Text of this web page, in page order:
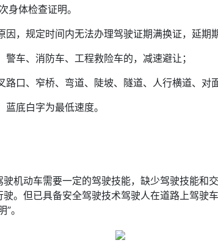
身体检查证明。
，规定时间内无法办理驾驶证期满换证，延期
车、消防车、工程救险车的，减速避让；
路口、窄桥、弯道、陡坡、隧道、人行横道、对
底白字为最低速度。
机动车需要一定的驾驶技能，缺少驾驶技能和
。但已具备安全驾驶技术驾驶人在道路上驾驶
。